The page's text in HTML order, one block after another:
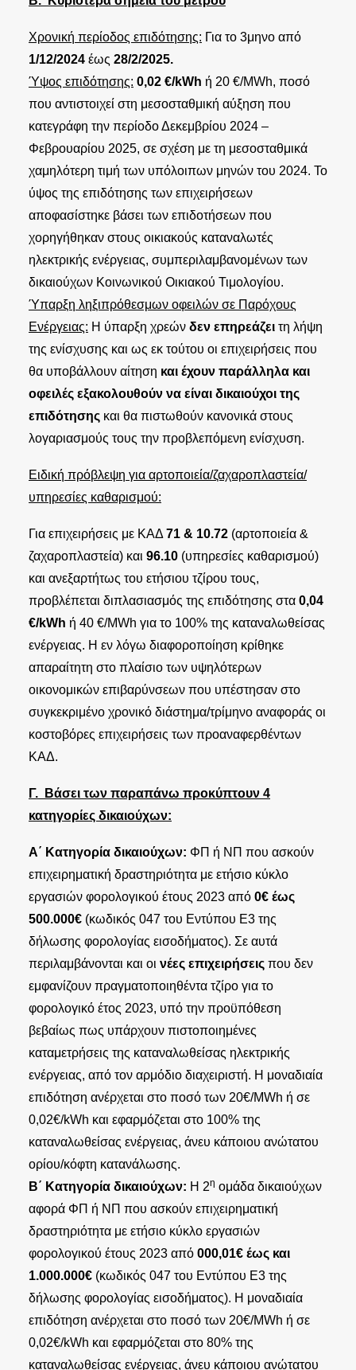
Χρονική περίοδος επιδότησης: Για το 3μηνο από
1/12/2024 έως 28/2/2025.
Ύψος επιδότησης: 0,02 €/kWh ή 20 €/ΜWh, ποσό
που αντιστοιχεί στη μεσοσταθμική αύξηση που
κατεγράφη την περίοδο Δεκεμβρίου 2024 –
Φεβρουαρίου 2025, σε σχέση με τη μεσοσταθμικά
χαμηλότερη τιμή των υπόλοιπων μηνών του 2024. Το
ύψος της επιδότησης των επιχειρήσεων
αποφασίστηκε βάσει των επιδοτήσεων που
χορηγήθηκαν στους οικιακούς καταναλωτές
ηλεκτρικής ενέργειας, συμπεριλαμβανομένων των
δικαιούχων Κοινωνικού Οικιακού Τιμολογίου.
Ύπαρξη ληξιπρόθεσμων οφειλών σε Παρόχους
Ενέργειας: Η ύπαρξη χρεών δεν επηρεάζει τη λήψη
της ενίσχυσης και ως εκ τούτου οι επιχειρήσεις που
θα υποβάλλουν αίτηση και έχουν παράλληλα και
οφειλές εξακολουθούν να είναι δικαιούχοι της
επιδότησης και θα πιστωθούν κανονικά στους
λογαριασμούς τους την προβλεπόμενη ενίσχυση.
Ειδική πρόβλεψη για αρτοποιεία/ζαχαροπλαστεία/
υπηρεσίες καθαρισμού:
Για επιχειρήσεις με ΚΑΔ 71 & 10.72 (αρτοποιεία &
ζαχαροπλαστεία) και 96.10 (υπηρεσίες καθαρισμού)
και ανεξαρτήτως του ετήσιου τζίρου τους,
προβλέπεται διπλασιασμός της επιδότησης στα 0,04
€/kWh ή 40 €/ΜWh για το 100% της καταναλωθείσας
ενέργειας. Η εν λόγω διαφοροποίηση κρίθηκε
απαραίτητη στο πλαίσιο των υψηλότερων
οικονομικών επιβαρύνσεων που υπέστησαν στο
συγκεκριμένο χρονικό διάστημα/τρίμηνο αναφοράς οι
κοστοβόρες επιχειρήσεις των προαναφερθέντων
ΚΑΔ.
Γ. Βάσει των παραπάνω προκύπτουν 4
κατηγορίες δικαιούχων:
Α΄ Κατηγορία δικαιούχων: ΦΠ ή ΝΠ που ασκούν
επιχειρηματική δραστηριότητα με ετήσιο κύκλο
εργασιών φορολογικού έτους 2023 από 0€ έως
500.000€ (κωδικός 047 του Εντύπου Ε3 της
δήλωσης φορολογίας εισοδήματος). Σε αυτά
περιλαμβάνονται και οι νέες επιχειρήσεις που δεν
εμφανίζουν πραγματοποιηθέντα τζίρο για το
φορολογικό έτος 2023, υπό την προϋπόθεση
βεβαίως πως υπάρχουν πιστοποιημένες
καταμετρήσεις της καταναλωθείσας ηλεκτρικής
ενέργειας, από τον αρμόδιο διαχειριστή. Η μοναδιαία
επιδότηση ανέρχεται στο ποσό των 20€/MWh ή σε
0,02€/kWh και εφαρμόζεται στο 100% της
καταναλωθείσας ενέργειας, άνευ κάποιου ανώτατου
ορίου/κόφτη κατανάλωσης.
Β΄ Κατηγορία δικαιούχων: Η 2η ομάδα δικαιούχων
αφορά ΦΠ ή ΝΠ που ασκούν επιχειρηματική
δραστηριότητα με ετήσιο κύκλο εργασιών
φορολογικού έτους 2023 από 000,01€ έως και
1.000.000€ (κωδικός 047 του Εντύπου Ε3 της
δήλωσης φορολογίας εισοδήματος). Η μοναδιαία
επιδότηση ανέρχεται στο ποσό των 20€/MWh ή σε
0,02€/kWh και εφαρμόζεται στο 80% της
καταναλωθείσας ενέργειας, άνευ κάποιου ανώτατου